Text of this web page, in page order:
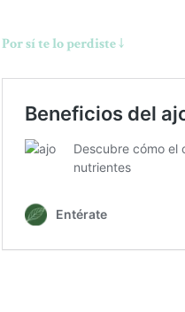
Por sí te lo perdiste ↓